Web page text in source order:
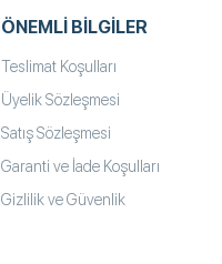
ÖNEMLI BILGILER
Teslimat Koşulları
Üyelik Sözleşmesi
Satış Sözleşmesi
Garanti ve İade Koşulları
Gizlilik ve Güvenlik